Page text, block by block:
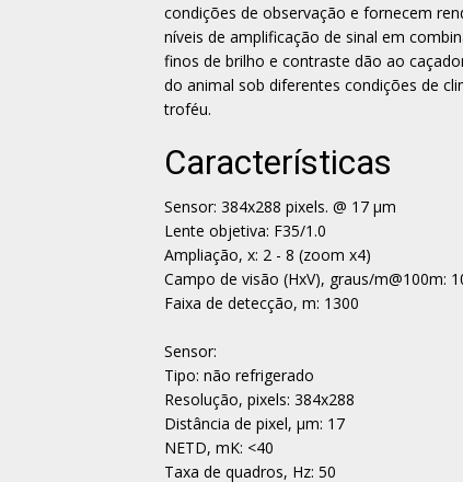
condições de observação e fornecem
níveis de amplificação de sinal em
finos de brilho e contraste dão ao
do animal sob diferentes condições de
troféu.
Características
Sensor: 384x288 pixels. @ 17 µm
Lente objetiva: F35/1.0
Ampliação, x: 2 - 8 (zoom x4)
Campo de visão (HxV), graus/m@100m:
Faixa de detecção, m: 1300
Sensor:
Tipo: não refrigerado
Resolução, pixels: 384x288
Distância de pixel, µm: 17
NETD, mK: <40
Taxa de quadros, Hz: 50